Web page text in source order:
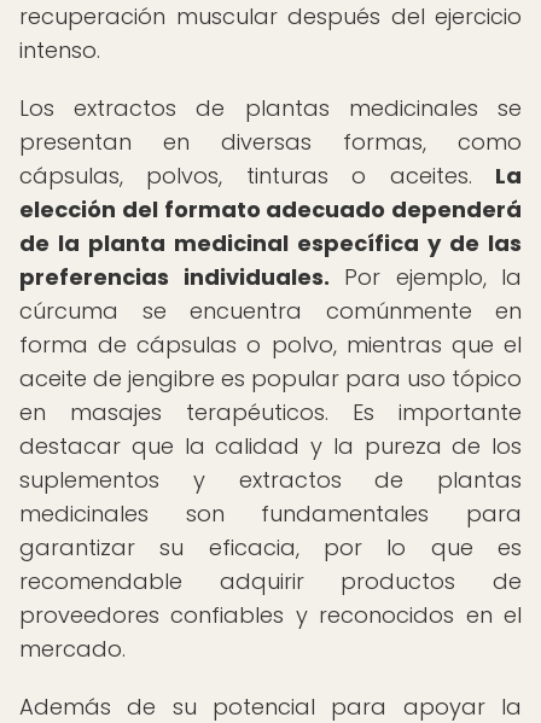
recuperación muscular después del ejercicio
intenso.
Los extractos de plantas medicinales se
presentan en diversas formas, como
cápsulas, polvos, tinturas o aceites. La
elección del formato adecuado dependerá
de la planta medicinal específica y de las
preferencias individuales. Por ejemplo, la
cúrcuma se encuentra comúnmente en
forma de cápsulas o polvo, mientras que el
aceite de jengibre es popular para uso tópico
en masajes terapéuticos. Es importante
destacar que la calidad y la pureza de los
suplementos y extractos de plantas
medicinales son fundamentales para
garantizar su eficacia, por lo que es
recomendable adquirir productos de
proveedores confiables y reconocidos en el
mercado.
Además de su potencial para apoyar la